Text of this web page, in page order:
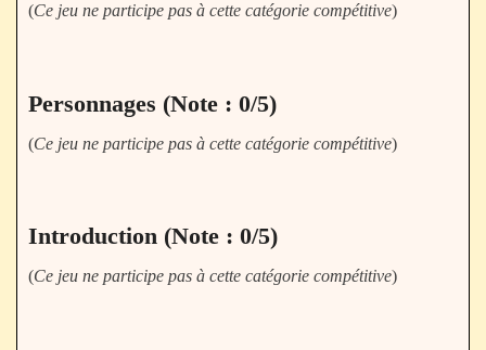
(Ce jeu ne participe pas à cette catégorie compétitive)
Personnages (Note : 0/5)
(Ce jeu ne participe pas à cette catégorie compétitive)
Introduction (Note : 0/5)
(Ce jeu ne participe pas à cette catégorie compétitive)